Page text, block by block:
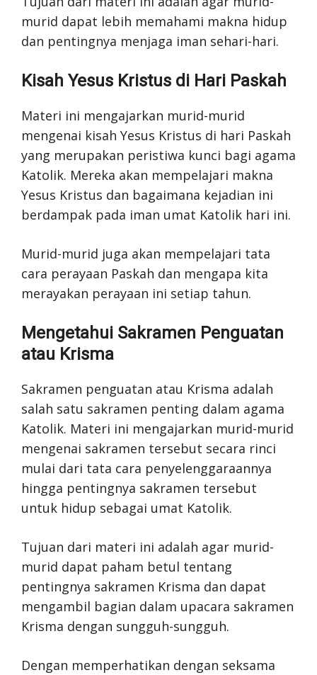
murid dapat lebih memahami makna hidup
dan pentingnya menjaga iman sehari-hari.
Kisah Yesus Kristus di Hari Paskah
Materi ini mengajarkan murid-murid
mengenai kisah Yesus Kristus di hari Paskah
yang merupakan peristiwa kunci bagi agama
Katolik. Mereka akan mempelajari makna
Yesus Kristus dan bagaimana kejadian ini
berdampak pada iman umat Katolik hari ini.
Murid-murid juga akan mempelajari tata
cara perayaan Paskah dan mengapa kita
merayakan perayaan ini setiap tahun.
Mengetahui Sakramen Penguatan
atau Krisma
Sakramen penguatan atau Krisma adalah
salah satu sakramen penting dalam agama
Katolik. Materi ini mengajarkan murid-murid
mengenai sakramen tersebut secara rinci
mulai dari tata cara penyelenggaraannya
hingga pentingnya sakramen tersebut
untuk hidup sebagai umat Katolik.
Tujuan dari materi ini adalah agar murid-
murid dapat paham betul tentang
pentingnya sakramen Krisma dan dapat
mengambil bagian dalam upacara sakramen
Krisma dengan sungguh-sungguh.
Dengan memperhatikan dengan seksama